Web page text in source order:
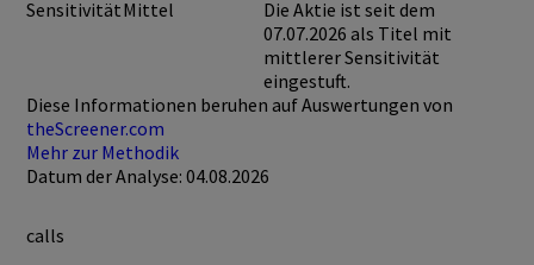
SensitivitätMittel
Die Aktie ist seit dem
07.07.2026 als Titel mit
mittlerer Sensitivität
eingestuft.
Diese Informationen beruhen auf Auswertungen von
theScreener.com
Mehr zur Methodik
Datum der Analyse: 04.08.2026
calls